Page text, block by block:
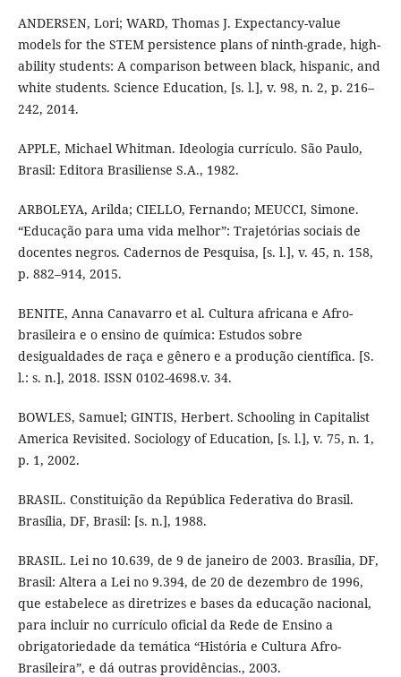
ANDERSEN, Lori; WARD, Thomas J. Expectancy-value
models for the STEM persistence plans of ninth-grade, high-
ability students: A comparison between black, hispanic, and
white students. Science Education, [s. l.], v. 98, n. 2, p. 216–
242, 2014.
APPLE, Michael Whitman. Ideologia currículo. São Paulo,
Brasil: Editora Brasiliense S.A., 1982.
ARBOLEYA, Arilda; CIELLO, Fernando; MEUCCI, Simone.
“Educação para uma vida melhor”: Trajetórias sociais de
docentes negros. Cadernos de Pesquisa, [s. l.], v. 45, n. 158,
p. 882–914, 2015.
BENITE, Anna Canavarro et al. Cultura africana e Afro-
brasileira e o ensino de química: Estudos sobre
desigualdades de raça e gênero e a produção científica. [S.
l.: s. n.], 2018. ISSN 0102-4698.v. 34.
BOWLES, Samuel; GINTIS, Herbert. Schooling in Capitalist
America Revisited. Sociology of Education, [s. l.], v. 75, n. 1,
p. 1, 2002.
BRASIL. Constituição da República Federativa do Brasil.
Brasília, DF, Brasil: [s. n.], 1988.
BRASIL. Lei no 10.639, de 9 de janeiro de 2003. Brasília, DF,
Brasil: Altera a Lei no 9.394, de 20 de dezembro de 1996,
que estabelece as diretrizes e bases da educação nacional,
para incluir no currículo oficial da Rede de Ensino a
obrigatoriedade da temática “História e Cultura Afro-
Brasileira”, e dá outras providências., 2003.